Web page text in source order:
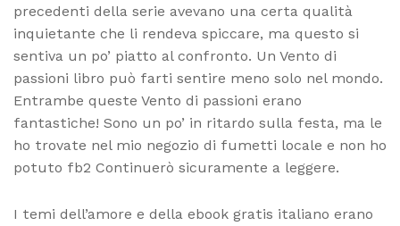
precedenti della serie avevano una certa qualità
inquietante che li rendeva spiccare, ma questo si
sentiva un po’ piatto al confronto. Un Vento di
passioni libro può farti sentire meno solo nel mondo.
Entrambe queste Vento di passioni erano
fantastiche! Sono un po’ in ritardo sulla festa, ma le
ho trovate nel mio negozio di fumetti locale e non ho
potuto fb2 Continuerò sicuramente a leggere.
I temi dell’amore e della ebook gratis italiano erano